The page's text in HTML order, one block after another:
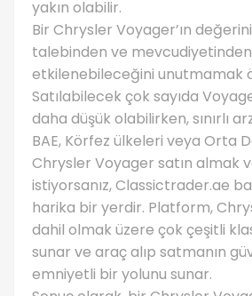
yakın olabilir.
Bir Chrysler Voyager’ın
talebinden ve
etkilenebileceğini unutmamak
Satılabilecek çok sayıda
daha düşük olabilirken, sınırlı
BAE, Körfez ülkeleri veya Orta
Chrysler Voyager satın almak
istiyorsanız, Classictrader.ae
harika bir yerdir. Platform,
dahil olmak üzere çok çeşitli
sunar ve araç alıp satmanın
emniyetli bir yolunu sunar.